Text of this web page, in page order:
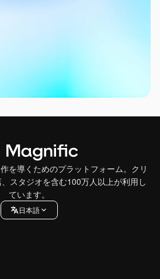
を導くためのプラットフォーム。クリ
スタジオを含む100万人以上が利用し
ています。
日本語